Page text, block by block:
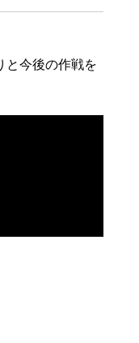
と今後の作戦を